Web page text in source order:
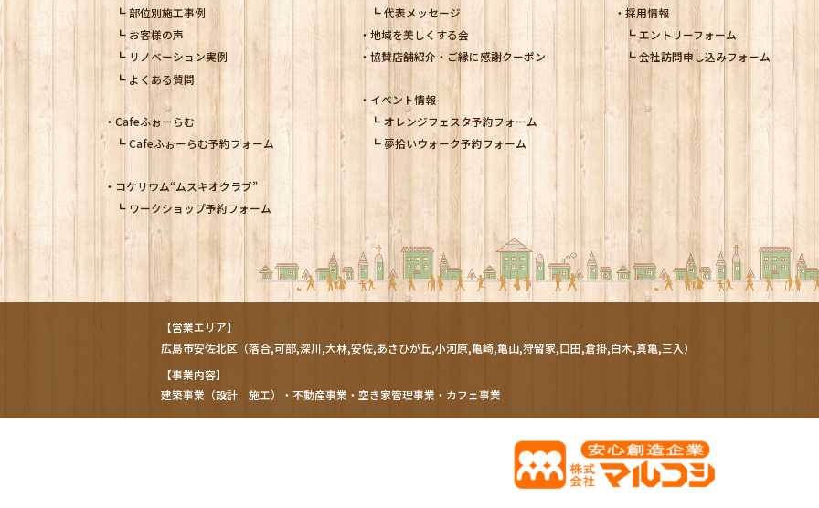
部位別施工事例
お客様の声
リノベーション実例
よくある質問
Cafeふぉーらむ
Cafeふぉーらむ予約フォーム
コケリウム“ムスキオクラブ”
ワークショップ予約フォーム
代表メッセージ
地域を美しくする会
協賛店舗紹介・ご縁に感謝クーポン
イベント情報
オレンジフェスタ予約フォーム
夢拾いウォーク予約フォーム
採用情報
エントリーフォーム
会社訪問申し込みフォーム
【営業エリア】
広島市安佐北区 （落合,可部,深川,大林,安佐,あさひが丘,小河原,亀崎,亀山,狩留家,口田,倉掛,白木,真亀,三入）
【事業内容】
建築事業（設計 施工）・不動産事業・空き家管理事業・カフェ事業